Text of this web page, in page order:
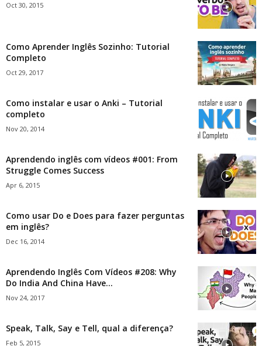
Oct 30, 2015
Como Aprender Inglês Sozinho: Tutorial
Completo
Oct 29, 2017
Como instalar e usar o Anki – Tutorial
completo
Nov 20, 2014
Aprendendo inglês com vídeos #001: From
Struggle Comes Success
Apr 6, 2015
Como usar Do e Does para fazer perguntas
em inglês?
Dec 16, 2014
Aprendendo Inglês Com Vídeos #208: Why
Do India And China Have...
Nov 24, 2017
Speak, Talk, Say e Tell, qual a diferença?
Feb 5, 2015